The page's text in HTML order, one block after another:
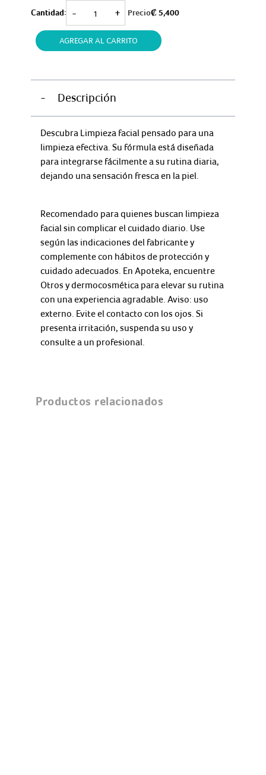
Cantidad:
MASCULAN
SILK
- + Precio₡ 5,400
AGREGAR AL CARRITO
- Descripción
Descubra Limpieza facial pensado para una
limpieza efectiva. Su fórmula está diseñada
para integrarse fácilmente a su rutina diaria,
dejando una sensación fresca en la piel.
Recomendado para quienes buscan limpieza
facial sin complicar el cuidado diario. Use
según las indicaciones del fabricante y
complemente con hábitos de protección y
cuidado adecuados. En Apoteka, encuentre
Otros y dermocosmética para elevar su rutina
con una experiencia agradable. Aviso: uso
externo. Evite el contacto con los ojos. Si
presenta irritación, suspenda su uso y
consulte a un profesional.
Productos relacionados